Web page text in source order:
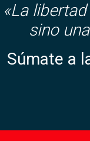
«La libertad
sino
Súmate a